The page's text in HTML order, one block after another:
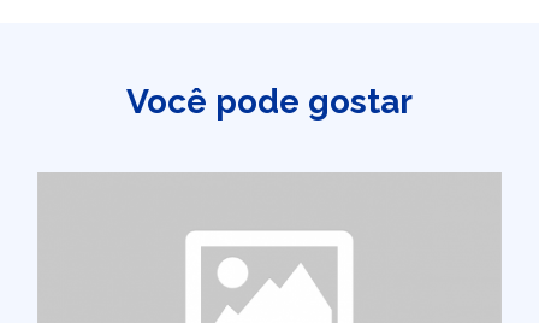
Você pode gostar